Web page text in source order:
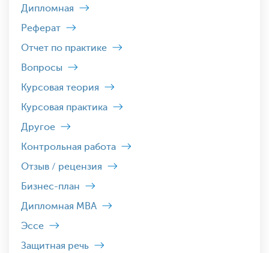
Дипломная
Реферат
Отчет по практике
Вопросы
Курсовая теория
Курсовая практика
Другое
Контрольная работа
Отзыв / рецензия
Бизнес-план
Дипломная MBA
Эссе
Защитная речь